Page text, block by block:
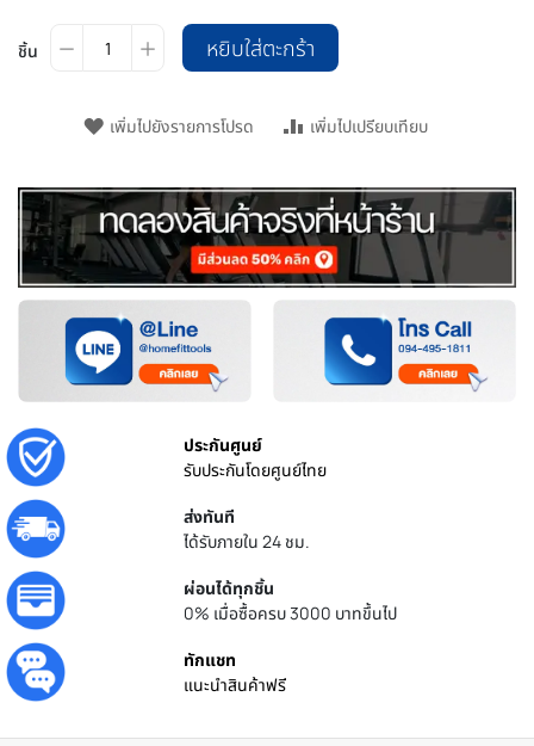
ชิ้น หยิบใส่ตะกร้า
เพิ่มไปยังรายการโปรด เพิ่มไปเปรียบเทียบ
ประกันศูนย์
รับประกันโดยศูนย์ไทย
ส่งทันที
ได้รับภายใน 24 ชม.
ผ่อนได้ทุกชิ้น
0% เมื่อซื้อครบ 3000 บาทขึ้นไป
ทักแชท
แนะนำสินค้าฟรี